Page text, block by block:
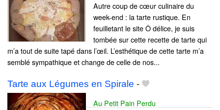
Autre coup de cœur culinaire du
week-end : la tarte rustique. En
feuilletant le site Ô délice, je suis
tombée sur cette recette de tarte qui
m’a tout de suite tapé dans l’œil. L’esthétique de cette tarte m’a
semblé sympathique et change de celle de nos...
Tarte aux Légumes en Spirale -
Au Petit Pain Perdu